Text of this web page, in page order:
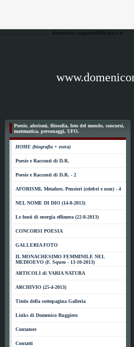
domenico.ruggiero06@alice.it
Poesie, aforismi, filosofia, foto del mondo, concorsi,
matematica, personaggi, UFO.
HOME (biografia + extra)
Poesie e Racconti di D.R.
Poesie e Racconti di D.R. - 2
AFORISMI, Metafore, Pensieri (celebri e non) - 4
NEL NOME DI DIO (14-8-2013)
Le fonti di energia effimera (22-8-2013)
CONCORSI POESIA
GALLERIA FOTO
IL MONACHESIMO FEMMINILE NEL
MEDIOEVO (F. Squeo - 13-10-2013)
ARTICOLI di VARIA NATURA
ARCHIVIO (25-4-2013)
Titolo della sottopagina Galleria
Links di Domenico Ruggiero
Contatore
Contatti